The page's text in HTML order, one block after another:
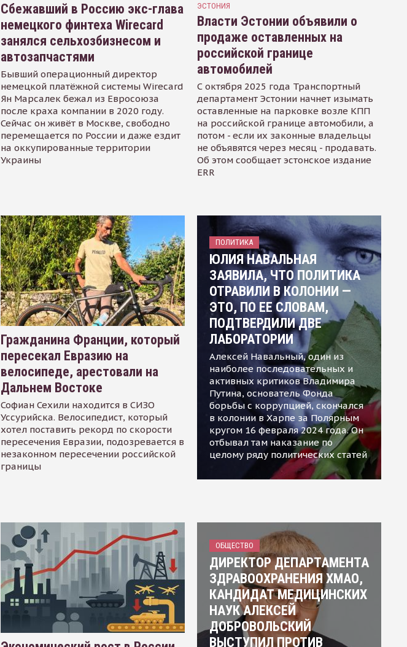
Сбежавший в Россию экс-глава
немецкого финтеха Wirecard
занялся сельхозбизнесом и
автозапчастями
Бывший операционный директор
немецкой платёжной системы Wirecard
Ян Марсалек бежал из Евросоюза
после краха компании в 2020 году.
Сейчас он живёт в Москве, свободно
перемещается по России и даже ездит
на оккупированные территории
Украины
ЭСТОНИЯ
Власти Эстонии объявили о
продаже оставленных на
российской границе
автомобилей
С октября 2025 года Транспортный
департамент Эстонии начнет изымать
оставленные на парковке возле КПП
на российской границе автомобили, а
потом - если их законные владельцы
не объявятся через месяц - продавать.
Об этом сообщает эстонское издание
ERR
Гражданина Франции, который
пересекал Евразию на
велосипеде, арестовали на
Дальнем Востоке
Софиан Сехили находится в СИЗО
Уссурийска. Велосипедист, который
хотел поставить рекорд по скорости
пересечения Евразии, подозревается в
незаконном пересечении российской
границы
ПОЛИТИКА
ЮЛИЯ НАВАЛЬНАЯ
ЗАЯВИЛА, ЧТО ПОЛИТИКА
ОТРАВИЛИ В КОЛОНИИ —
ЭТО, ПО ЕЕ СЛОВАМ,
ПОДТВЕРДИЛИ ДВЕ
ЛАБОРАТОРИИ
Алексей Навальный, один из
наиболее последовательных и
активных критиков Владимира
Путина, основатель Фонда
борьбы с коррупцией, скончался
в колонии в Харпе за Полярным
кругом 16 февраля 2024 года. Он
отбывал там наказание по
целому ряду политических статей
ОБЩЕСТВО
ДИРЕКТОР ДЕПАРТАМЕНТА
ЗДРАВООХРАНЕНИЯ ХМАО,
КАНДИДАТ МЕДИЦИНСКИХ
НАУК АЛЕКСЕЙ
ДОБРОВОЛЬСКИЙ
ВЫСТУПИЛ ПРОТИВ